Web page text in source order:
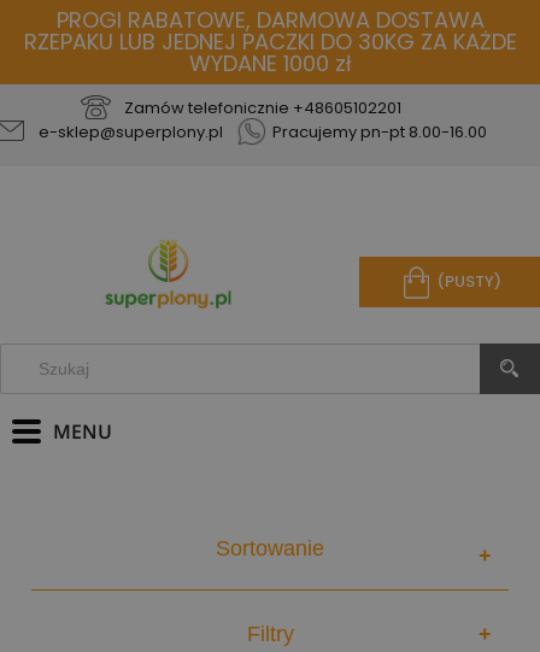
PROGI RABATOWE, DARMOWA DOSTAWA
RZEPAKU LUB JEDNEJ PACZKI DO 30KG ZA KAŻDE
WYDANE 1000 zł
Zamów telefonicznie +48605102201
e-sklep@superplony.pl
Pracujemy pn-pt 8.00-16.00
(PUSTY)
Sortowanie +
Filtry +